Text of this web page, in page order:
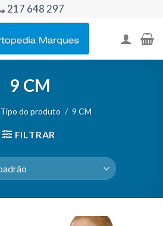
217 648 297
9 CM
Tipo do produto / 9 CM
FILTRAR